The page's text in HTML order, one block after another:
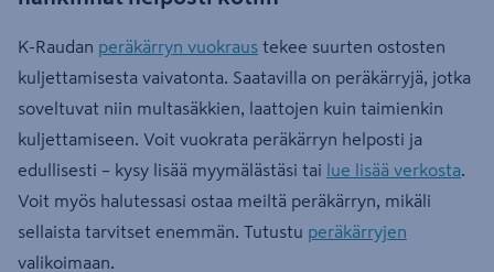
K-Raudan peräkärryn vuokraus tekee suurten ostosten
kuljettamisesta vaivatonta. Saatavilla on peräkärryjä, jotka
soveltuvat niin multasäkkien, laattojen kuin taimienkin
kuljettamiseen. Voit vuokrata peräkärryn helposti ja
edullisesti – kysy lisää myymälästäsi tai lue lisää verkosta
Voit myös halutessasi ostaa meiltä peräkärryn, mikäli
sellaista tarvitset enemmän. Tutustu peräkärryjen
valikoimaan.